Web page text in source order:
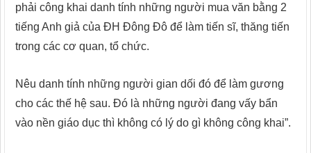
phải công khai danh tính những người mua văn bằng 2
tiếng Anh giả của ĐH Đông Đô để làm tiến sĩ, thăng tiến
trong các cơ quan, tổ chức.
Nêu danh tính những người gian dối đó để làm gương
cho các thế hệ sau. Đó là những người đang vấy bẩn
vào nền giáo dục thì không có lý do gì không công khai”.